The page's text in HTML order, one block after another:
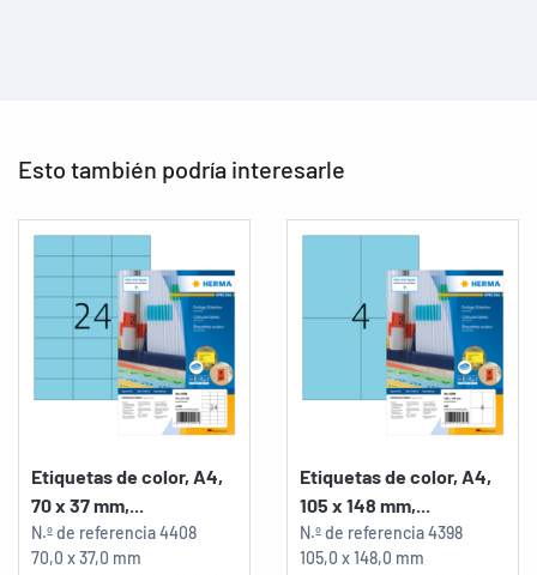
Esto también podría interesarle
Etiquetas de color, A4,
70 x 37 mm,...
N.º de referencia4408
70,0 x 37,0 mm
Etiquetas de color, A4,
105 x 148 mm,...
N.º de referencia4398
105,0 x 148,0 mm